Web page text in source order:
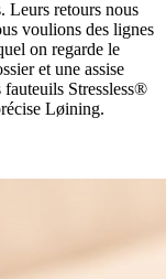
Leurs retours nous
voulions des lignes
on regarde le
et une assise
Stressless®
Løining.